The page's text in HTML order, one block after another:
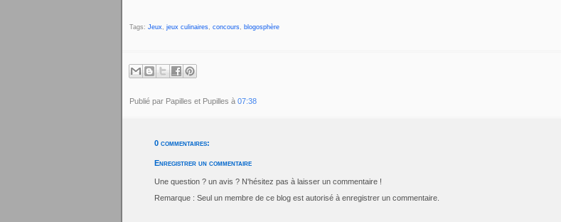
Tags: Jeux, jeux culinaires, concours, blogosphère
Publié par Papilles et Pupilles à 07:38
0 commentaires:
Enregistrer un commentaire
Une question ? un avis ? N'hésitez pas à laisser un commentaire !
Remarque : Seul un membre de ce blog est autorisé à enregistrer un commentaire.